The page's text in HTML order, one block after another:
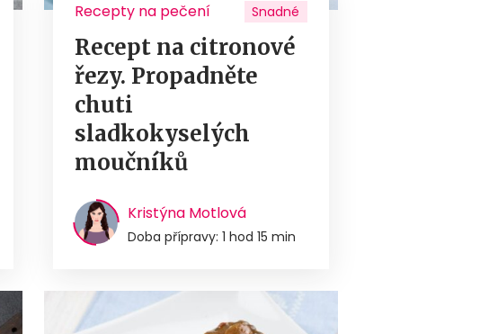
Recepty na pečení Snadné
Recept na citronové
řezy. Propadněte
chuti
sladkokyselých
moučníků
Kristýna Motlová
Doba přípravy: 1 hod 15 min